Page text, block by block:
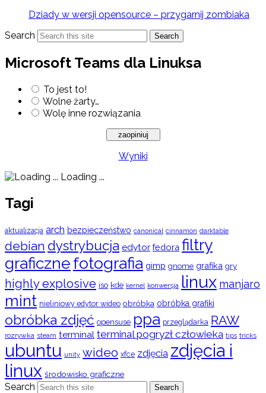
Dziady w wersji opensource – przygarnij zombiaka
Search
Search
Microsoft Teams dla Linuksa
To jest to!
Wolne żarty…
Wolę inne rozwiązania
Wyniki
Loading ...
Tagi
aktualizacja arch bezpieczeństwo canonical cinnamon darktable
debian dystrybucja edytor fedora filtry
graficznefotografia gimp gnome grafika gry
highly explosive iso kde kernel konwersja linux manjaro
mint nieliniowy edytor wideo obróbka obróbka grafiki
obróbka zdjęć opensuse ppa przeglądarka RAW
rozrywka steam terminal terminal pogryzł człowieka tips tricks
ubuntu unity wideo xfce zdjęcia zdjęcia i
linux środowisko graficzne
Search Search